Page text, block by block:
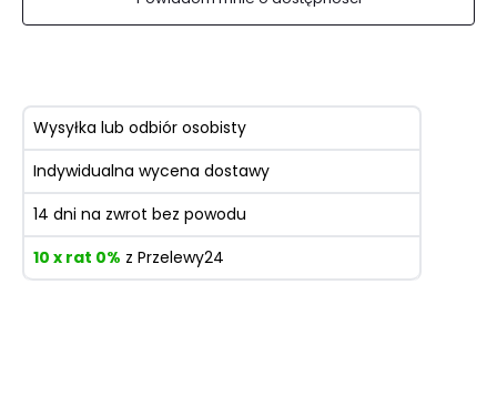
Wysyłka lub odbiór osobisty
Indywidualna wycena dostawy
14 dni na zwrot bez powodu
10 x rat 0% z Przelewy24